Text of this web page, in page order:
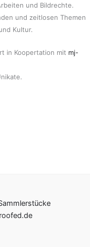
und Bildrechte.
und zeitlosen Themen
Kultur.
in Koopertation mit mj-